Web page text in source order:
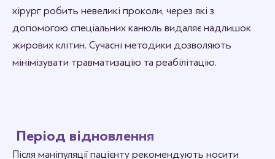
хірург робить невеликі проколи, через які з
допомогою спеціальних канюль видаляє надлишок
жирових клітин. Сучасні методики дозволяють
мінімізувати травматизацію та реабілітацію.
Період відновлення
Після маніпуляції пацієнту рекомендують носити